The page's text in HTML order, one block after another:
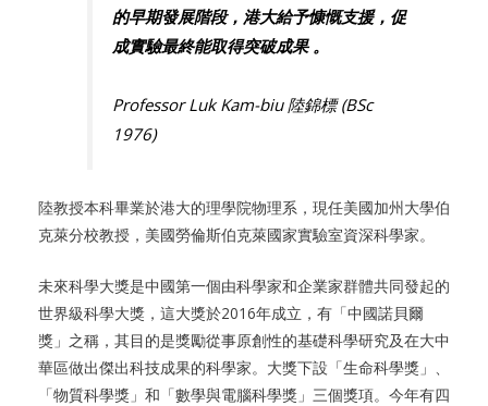
的早期發展階段，港大給予慷慨支援，促
成實驗最終能取得突破成果 。
Professor Luk Kam-biu ​陸錦標​ (BSc
1976)
陸教授本科畢業於港大的理學院物理系，現任美國加州大學伯
克萊分校教授，美國勞倫斯伯克萊國家實驗室資深科學家。
未來科學大獎是中國第一個由科學家和企業家群體共同發起的
世界級科學大獎，這大獎於2016年成立，有「中國諾貝爾
獎」之稱，其目的是獎勵從事原創性的基礎科學研究及在大中
華區做出傑出科技成果的科學家。大獎下設「生命科學獎」、
「物質科學獎」和「數學與電腦科學獎」三個獎項。今年有四